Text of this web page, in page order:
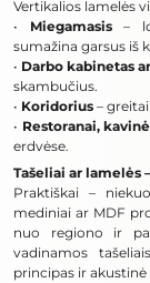
Vertikalios lamelės
• Miegamasis–
sumažina garsus iš
• Darbo kabinetas
skambučius.
• Koridorius –
• Restoranai,
erdvėse.
Tašeliai ar lamelės
Praktiškai –
mediniai ar MDF
nuo regiono ir
vadinamos
principas ir